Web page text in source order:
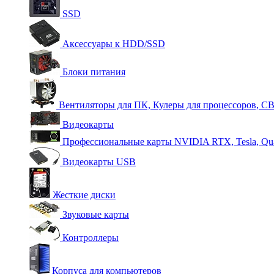
SSD
Аксессуары к HDD/SSD
Блоки питания
Вентиляторы для ПК, Кулеры для процессоров,
Видеокарты
Профессиональные карты NVIDIA RTX, Tesla,
Видеокарты USB
Жесткие диски
Звуковые карты
Контроллеры
Корпуса для компьютеров